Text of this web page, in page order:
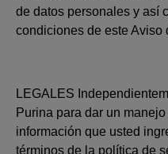
de datos personales y así
condiciones de este Aviso
LEGALES
Purina para dar un
información que usted
términos de la política de